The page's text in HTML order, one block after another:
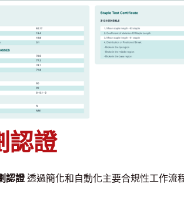
認證
認證 透過簡化和自動化主要合規性工作流